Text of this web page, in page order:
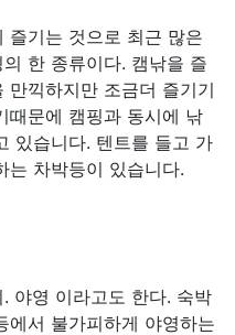
즐기는 것으로 최근 많은
한 종류이다. 캠낚을 즐
만끽하지만 조금더 즐기기
때문에 캠핑과 동시에 낚
있습니다. 텐트를 들고 가
는 차박등이 있습니다.
야영 이라고도 한다. 숙박
에서 불가피하게 야영하는